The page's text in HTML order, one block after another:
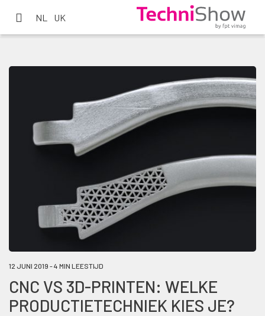
NL UK
12 JUNI 2019 - 4 MIN LEESTIJD
CNC VS 3D-PRINTEN: WELKE
PRODUCTIETECHNIEK KIES JE?